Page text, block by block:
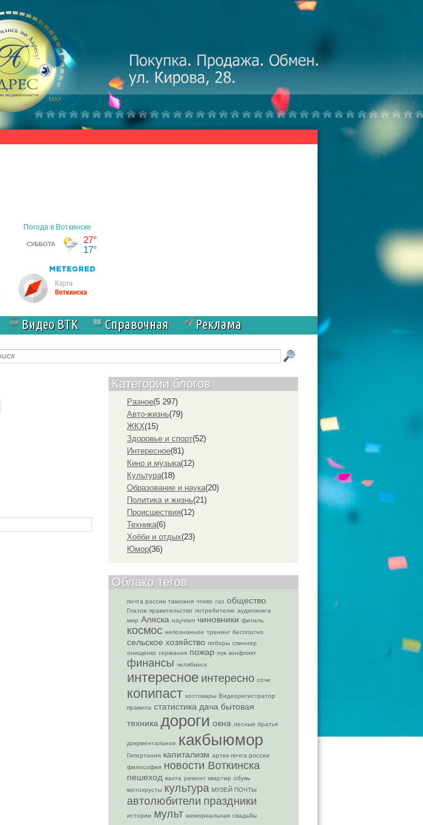
Видео ВТК Справочная
Реклама
Категории блогов
Разное(5 297)
Авто-жизнь(79)
ЖКХ(15)
Здоровье и спорт(52)
Интересное(81)
Кино и музыка(12)
Культура(18)
Образование и наука(20)
Политика и жизнь(21)
Проиcшествия(12)
Техника(6)
Хобби и отдых(23)
Юмор(36)
Облако тегов
почта россии таможня чтиво газ общество
Глазов правительство потребителю аудиокнига
мир Аляска научпоп чиновники фитиль
космос непознанное тренинг бесплатно
сельское хозяйство поборы спиннер
онищенко германия пожар лук конфликт
финансы челябинск
интересное интересно сочи
копипаст хозтовары Видеорегистратор
правила статистика дача бытовая
техника дороги окна лесные братья
документальное какбыюмор
Гипертония капитализм артек почта россии
философия новости Воткинска
пешеход вахта ремонт квартир обувь
мотохрусты культура МУЗЕЙ ПОЧТЫ
автолюбители праздники
истории мульт мемориальная свадьбы